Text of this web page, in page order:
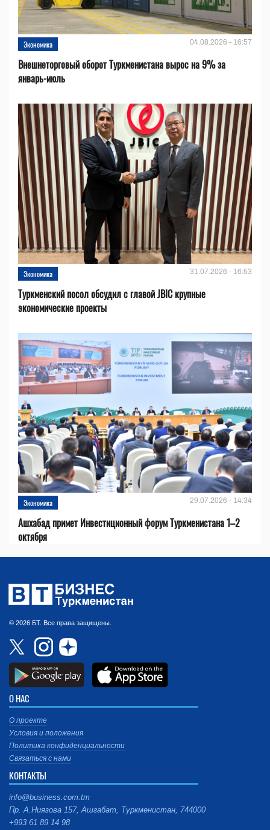
Экономика 04.08.2026 - 16:57
Внешнеторговый оборот Туркменистана вырос на 9% за
январь-июль
Экономика 31.07.2026 - 16:53
Туркменский посол обсудил с главой JBIC крупные
экономические проекты
Экономика 29.07.2026 - 14:34
Ашхабад примет Инвестиционный форум Туркменистана 1–2
октября
© 2026 БТ. Все права защищены.
О НАС
О проекте
Условия и положения
Политика конфиденциальности
Связаться с нами
КОНТАКТЫ
info@business.com.tm
Пр. А.Ниязова 157, Ашгабат, Туркменистан, 744000
+993 61 89 14 98